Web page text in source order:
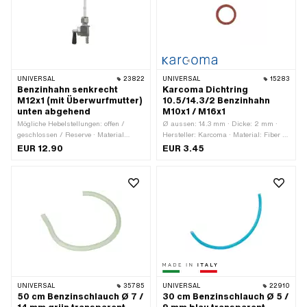
UNIVERSAL 23822
Benzinhahn senkrecht
M12x1 (mit Überwurfmutter)
unten abgehend
Mögliche Hebelstellungen: offen /
geschlossen / Reserve · Material
Hebel: Kunststoff · Filterart:
unten · Reserverohrform: gerade · Ø
Benzinschlauchanschluss: 6 mm ·
Höhe Reservestand: 75 mm ·
Gewindeart: MF12x1 (Feingewinde) ·
Befestigungsart: Überwurfmutter
EUR 12.90
UNIVERSAL 15283
Karcoma Dichtring
10.5/14.3/2 Benzinhahn
M10x1 / M16x1
Ø aussen: 14.3 mm · Dicke: 2 mm ·
Hersteller: Karcoma · Material: Fiber ·
Ø innen: 10.5 mm
EUR 3.45
UNIVERSAL 35785
50 cm Benzinschlauch Ø 7 /
UNIVERSAL 22910
30 cm Benzinschlauch Ø 5 /